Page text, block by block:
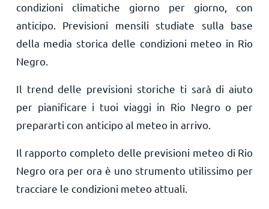
condizioni climatiche giorno per giorno, con
anticipo. Previsioni mensili studiate sulla base
della media storica delle condizioni meteo in Rio
Negro.
Il trend delle previsioni storiche ti sarà di aiuto
per pianificare i tuoi viaggi in Rio Negro o per
prepararti con anticipo al meteo in arrivo.
Il rapporto completo delle previsioni meteo di Rio
Negro ora per ora è uno strumento utilissimo per
tracciare le condizioni meteo attuali.